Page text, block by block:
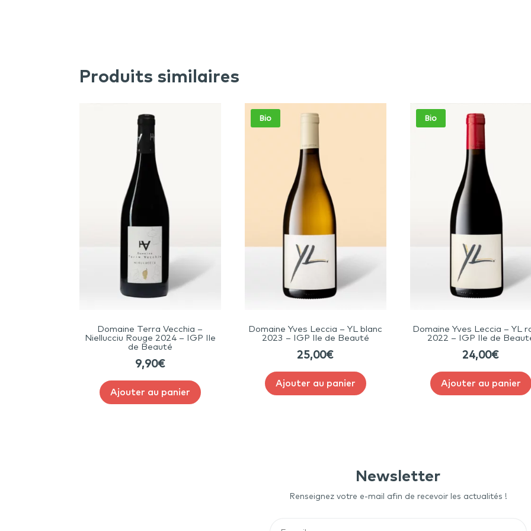
Produits similaires
Domaine Terra Vecchia –
Niellucciu Rouge 2024 – IGP Ile
de Beauté
9,90€
Ajouter au panier
Bio
Domaine Yves Leccia – YL blanc
2023 – IGP Ile de Beauté
25,00€
Ajouter au panier
Bio
Domaine Yves Leccia – YL
2022 – IGP Ile de
24,00€
Ajouter au panier
Newsletter
Renseignez votre e-mail afin de recevoir les actualités !